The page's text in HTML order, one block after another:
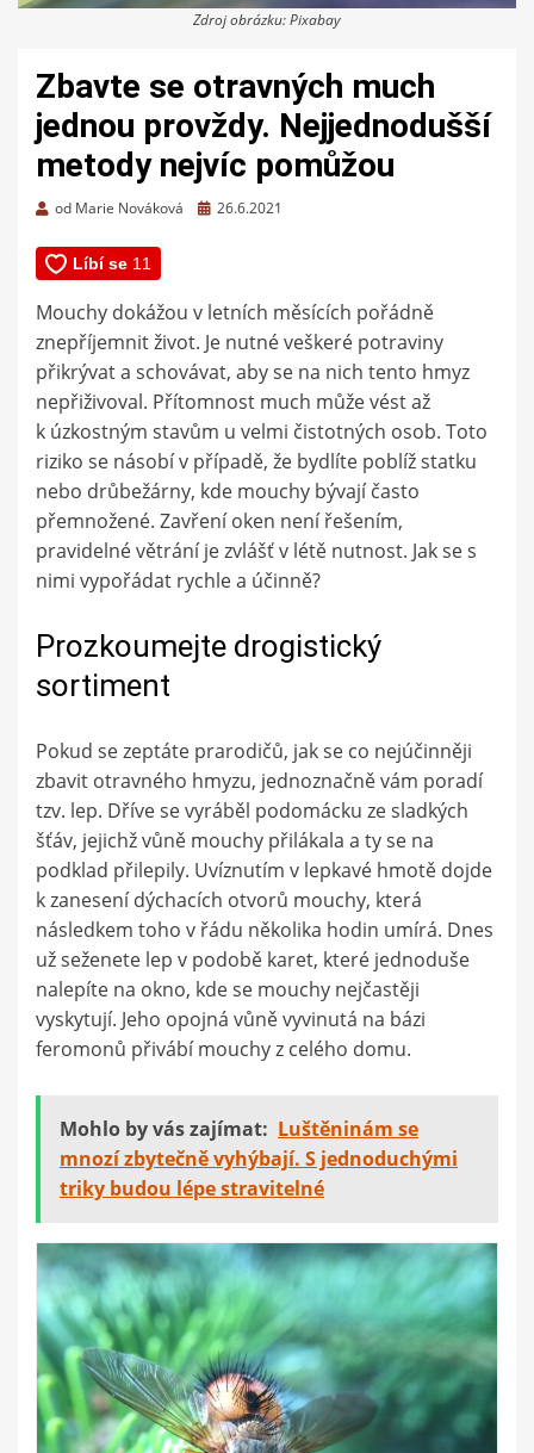
Zdroj obrázku: Pixabay
Zbavte se otravných much
jednou provždy. Nejjednodušší
metody nejvíc pomůžou
od Marie Nováková
Zveřejněno
26.6.2021
Mouchy dokážou v letních měsících pořádně
znepříjemnit život. Je nutné veškeré potraviny
přikrývat a schovávat, aby se na nich tento hmyz
nepřiživoval. Přítomnost much může vést až
k úzkostným stavům u velmi čistotných osob. Toto
riziko se násobí v případě, že bydlíte poblíž statku
nebo drůbežárny, kde mouchy bývají často
přemnožené. Zavření oken není řešením,
pravidelné větrání je zvlášť v létě nutnost. Jak se s
nimi vypořádat rychle a účinně?
Prozkoumejte drogistický
sortiment
Pokud se zeptáte prarodičů, jak se co nejúčinněji
zbavit otravného hmyzu, jednoznačně vám poradí
tzv. lep. Dříve se vyráběl podomácku ze sladkých
šťáv, jejichž vůně mouchy přilákala a ty se na
podklad přilepily. Uvíznutím v lepkavé hmotě dojde
k zanesení dýchacích otvorů mouchy, která
následkem toho v řádu několika hodin umírá. Dnes
už seženete lep v podobě karet, které jednoduše
nalepíte na okno, kde se mouchy nejčastěji
vyskytují. Jeho opojná vůně vyvinutá na bázi
feromonů přivábí mouchy z celého domu.
Mohlo by vás zajímat: Luštěninám se
mnozí zbytečně vyhýbají. S jednoduchými
triky budou lépe stravitelné